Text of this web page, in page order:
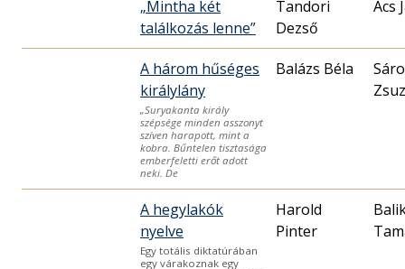
„Mintha két
találkozás lenne”
Tandori
Dezső
Ács
A három hűséges
királylány
„Suryakanta király
szépsége minden asszonyt
szíven harapott, mint a
kobra. Bűntelen tisztasága
emberfeletti erőt adott
neki. De
Balázs Béla
A hegylakók
nyelve
Egy totális diktatúrában
egy várakoznak egy
Harold
Pinter